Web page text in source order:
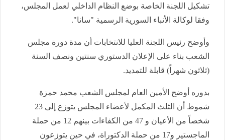
تشكيل اللجنة الخاصة بوضع النظام الداخلي لعمل المجلس،
وفقا لوكالة الأنباء السورية الرسمية "سانا".
وأوضح رئيس اللجنة العليا للانتخابات أن مدة دورة مجلس
الشعب بناء على الإعلان الدستوري سنتين ونصف السنة
(ثلاثون شهراً) قابلة للتمديد.
بدوره أوضح الأمين العام لمجلس الشعب محمد حمزة
شموط أن الثلث المكمل لأعضاء المجلس يتوزع إلى 23
شخصاً من الأعيان و 47 من الكفاءات بينهم 12 من حملة
الماجستير و17 من حملة الدكتوراة، في حين يتوزعون